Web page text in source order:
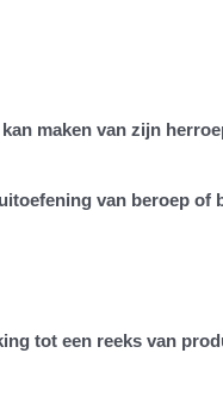
maken van zijn
van beroep
tot een reeks van